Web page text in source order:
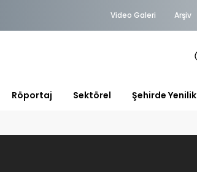
Video Galeri Arşiv
Röportaj Sektörel Şehirde Yenilik